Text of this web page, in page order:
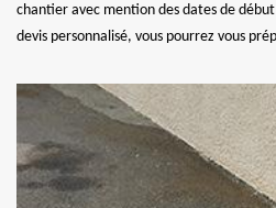
chantier avec mention des dates de
devis personnalisé, vous pourrez vous